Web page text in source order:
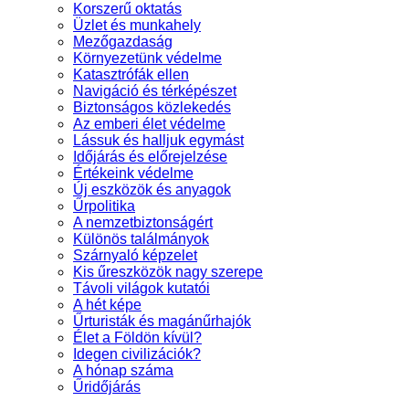
Korszerű oktatás
Üzlet és munkahely
Mezőgazdaság
Környezetünk védelme
Katasztrófák ellen
Navigáció és térképészet
Biztonságos közlekedés
Az emberi élet védelme
Lássuk és halljuk egymást
Időjárás és előrejelzése
Értékeink védelme
Új eszközök és anyagok
Űrpolitika
A nemzetbiztonságért
Különös találmányok
Szárnyaló képzelet
Kis űreszközök nagy szerepe
Távoli világok kutatói
A hét képe
Űrturisták és magánűrhajók
Élet a Földön kívül?
Idegen civilizációk?
A hónap száma
Űridőjárás